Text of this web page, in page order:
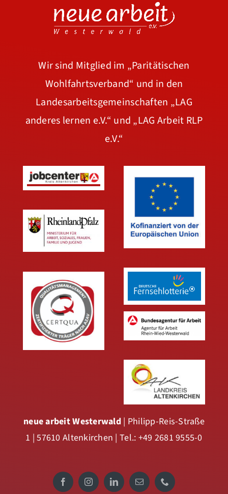
Wir sind Mitglied im „Paritätischen
Wohlfahrtsverband“ und in den
Landesarbeitsgemeinschaften „LAG
anderes lernen e.V.“ und „LAG Arbeit RLP
e.V.“
neue arbeit Westerwald | Philipp-Reis-Straße
1 | 57610 Altenkirchen | Tel.: +49 2681 9555-0